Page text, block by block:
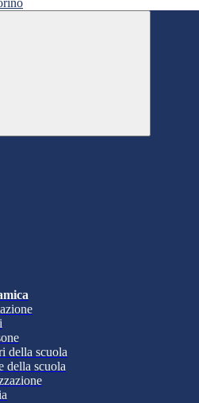
della scuola
della scuola